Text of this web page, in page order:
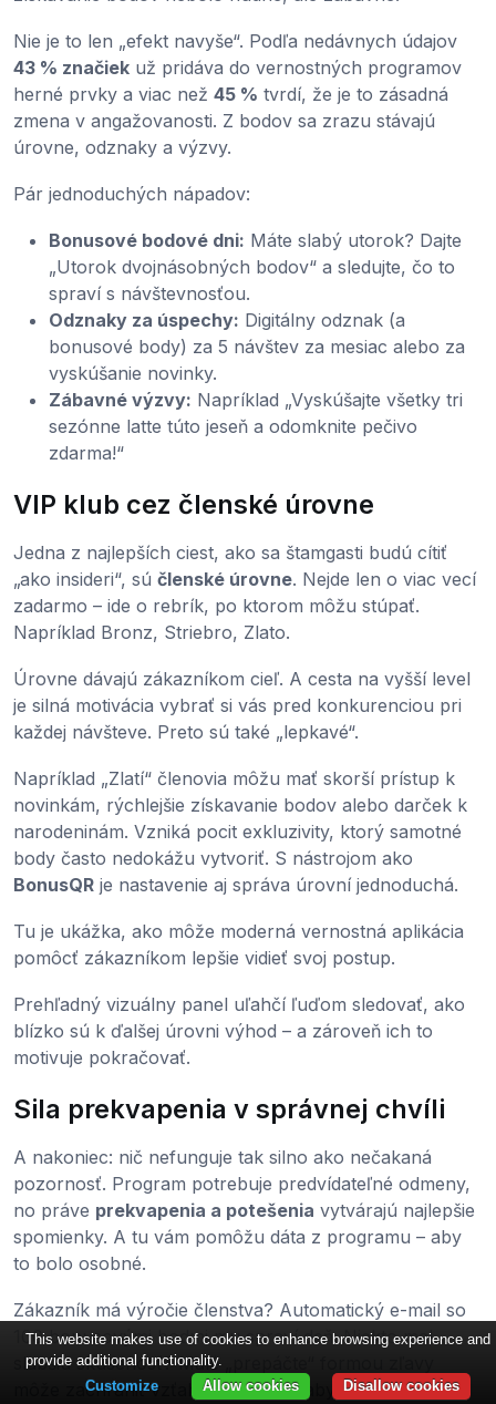
Nie je to len „efekt navyše“. Podľa nedávnych údajov
43 % značiek už pridáva do vernostných programov
herné prvky a viac než 45 % tvrdí, že je to zásadná
zmena v angažovanosti. Z bodov sa zrazu stávajú
úrovne, odznaky a výzvy.
Pár jednoduchých nápadov:
Bonusové bodové dni: Máte slabý utorok? Dajte
„Utorok dvojnásobných bodov“ a sledujte, čo to
spraví s návštevnosťou.
Odznaky za úspechy: Digitálny odznak (a
bonusové body) za 5 návštev za mesiac alebo za
vyskúšanie novinky.
Zábavné výzvy: Napríklad „Vyskúšajte všetky tri
sezónne latte túto jeseň a odomknite pečivo
zdarma!“
VIP klub cez členské úrovne
Jedna z najlepších ciest, ako sa štamgasti budú cítiť
„ako insideri“, sú členské úrovne. Nejde len o viac vecí
zadarmo – ide o rebrík, po ktorom môžu stúpať.
Napríklad Bronz, Striebro, Zlato.
Úrovne dávajú zákazníkom cieľ. A cesta na vyšší level
je silná motivácia vybrať si vás pred konkurenciou pri
každej návšteve. Preto sú také „lepkavé“.
Napríklad „Zlatí“ členovia môžu mať skorší prístup k
novinkám, rýchlejšie získavanie bodov alebo darček k
narodeninám. Vzniká pocit exkluzivity, ktorý samotné
body často nedokážu vytvoriť. S nástrojom ako
BonusQR je nastavenie aj správa úrovní jednoduchá.
Tu je ukážka, ako môže moderná vernostná aplikácia
pomôcť zákazníkom lepšie vidieť svoj postup.
Prehľadný vizuálny panel uľahčí ľuďom sledovať, ako
blízko sú k ďalšej úrovni výhod – a zároveň ich to
motivuje pokračovať.
Sila prekvapenia v správnej chvíli
A nakoniec: nič nefunguje tak silno ako nečakaná
pozornosť. Program potrebuje predvídateľné odmeny,
no práve prekvapenia a potešenia vytvárajú najlepšie
spomienky. A tu vám pomôžu dáta z programu – aby
to bolo osobné.
Zákazník má výročie členstva? Automatický e-mail so
100 bonusovými bodmi mu spraví deň. Niekto mal
slabšiu skúsenosť? Malé „prepáčte“ formou zľavy
môže zachrániť vzťah. Ak chcete, aby to fungovalo
This website makes use of cookies to enhance browsing experience and
provide additional functionality.
Disallow cookies
Allow cookies
Customize